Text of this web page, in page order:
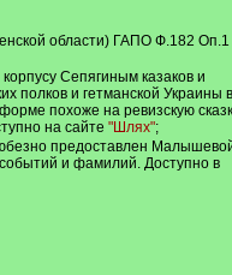
области) ГАПО Ф.182 Оп.1
Сепягиным казаков и
полков и гетманской Украины в
похоже на ревизскую
на сайте "Шлях";
предоставлен
и фамилий. Доступно в